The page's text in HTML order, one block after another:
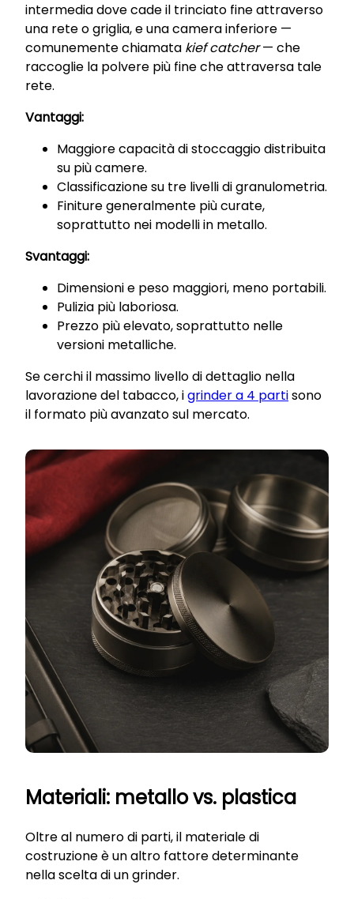
intermedia dove cade il trinciato fine attraverso
una rete o griglia, e una camera inferiore —
comunemente chiamata kief catcher— che
raccoglie la polvere più fine che attraversa tale
rete.
Vantaggi:
Maggiore capacità di stoccaggio distribuita
su più camere.
Classificazione su tre livelli di granulometria.
Finiture generalmente più curate,
soprattutto nei modelli in metallo.
Svantaggi:
Dimensioni e peso maggiori, meno portabili.
Pulizia più laboriosa.
Prezzo più elevato, soprattutto nelle
versioni metalliche.
Se cerchi il massimo livello di dettaglio nella
lavorazione del tabacco, igrinder a 4 partisono
il formato più avanzato sul mercato.
Materiali: metallo vs. plastica
Oltre al numero di parti, il materiale di
costruzione è un altro fattore determinante
nella scelta di un grinder.